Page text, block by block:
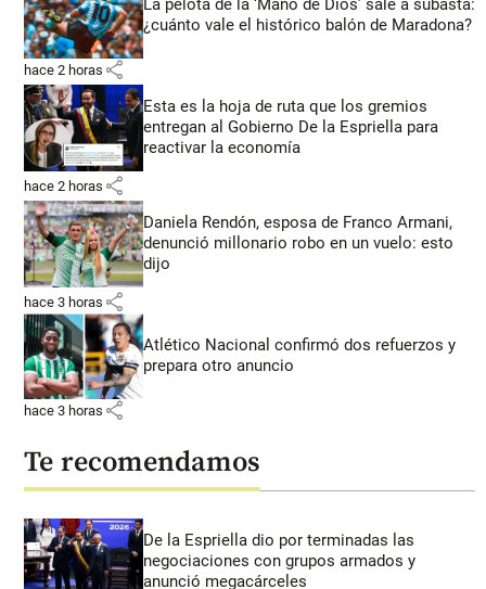
La pelota de la ‘Mano de Dios’ sale a subasta:
¿cuánto vale el histórico balón de Maradona?
hace 2 horas share
Esta es la hoja de ruta que los gremios
entregan al Gobierno De la Espriella para
reactivar la economía
hace 2 horas share
Daniela Rendón, esposa de Franco Armani,
denunció millonario robo en un vuelo: esto
dijo
hace 3 horas share
Atlético Nacional confirmó dos refuerzos y
prepara otro anuncio
hace 3 horas share
Te recomendamos
De la Espriella dio por terminadas las
negociaciones con grupos armados y
anunció megacárceles